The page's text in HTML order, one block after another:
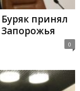
принял
Запорожья
0